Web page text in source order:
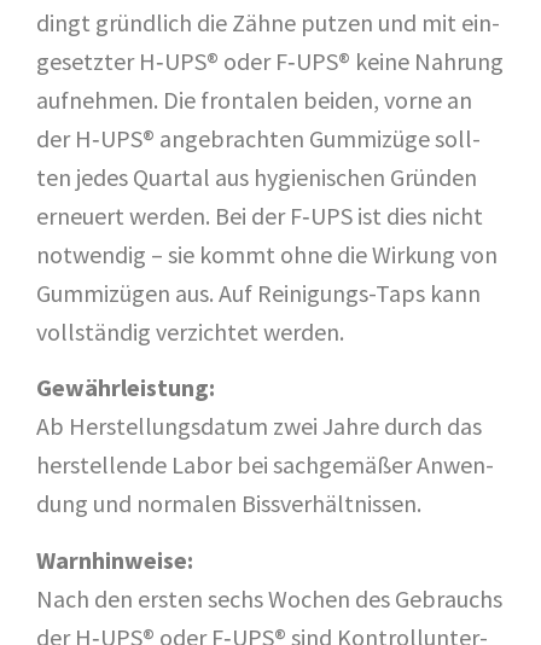
dingt gründ­lich die Zäh­ne put­zen und mit ein­
ge­setz­ter H‑UPS® oder F‑UPS® kei­ne Nah­rung
auf­neh­men. Die fron­ta­len bei­den, vor­ne an
der H‑UPS® ange­brach­ten Gum­mi­zü­ge soll­
ten jedes Quar­tal aus hygie­ni­schen Grün­den
erneu­ert wer­den. Bei der F‑UPS ist dies nicht
not­wen­dig – sie kommt ohne die Wir­kung von
Gum­mi­zü­gen aus. Auf Rei­ni­gungs-Taps kann
voll­stän­dig ver­zich­tet werden.
Gewähr­leis­tung:
Ab Her­stel­lungs­da­tum zwei Jah­re durch das
her­stel­len­de Labor bei sach­ge­mä­ßer Anwen­
dung und nor­ma­len Bissverhältnissen.
Warn­hin­wei­se:
Nach den ers­ten sechs Wochen des Gebrauchs
der H‑UPS® oder F‑UPS® sind Kon­troll­un­ter­